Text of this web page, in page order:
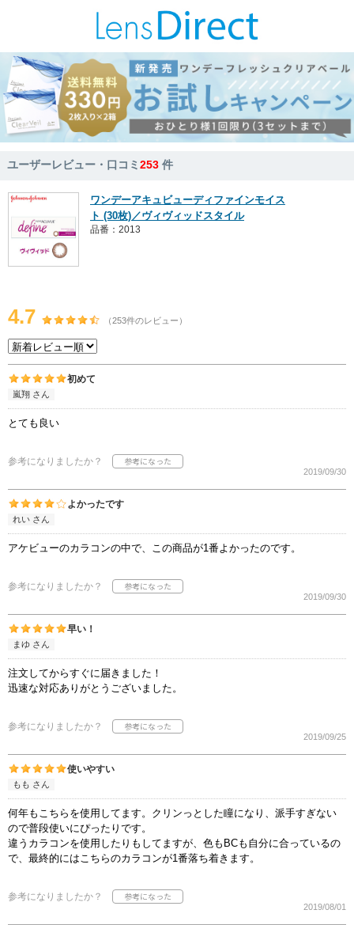
ユーザーレビュー・口コミ253 件
ワンデーアキュビューディファインモイス
ト (30枚)／ヴィヴィッドスタイル
品番：2013
4.7 （253件のレビュー）
初めて
嵐翔 さん
とても良い
参考になりましたか？
2019/09/30
よかったです
れい さん
アケビューのカラコンの中で、この商品が1番よかったのです。
参考になりましたか？
2019/09/30
早い！
まゆ さん
注文してからすぐに届きました！
迅速な対応ありがとうございました。
参考になりましたか？
2019/09/25
使いやすい
もも さん
何年もこちらを使用してます。クリンっとした瞳になり、派手すぎない
ので普段使いにぴったりです。
違うカラコンを使用したりもしてますが、色もBCも自分に合っているの
で、最終的にはこちらのカラコンが1番落ち着きます。
参考になりましたか？
2019/08/01